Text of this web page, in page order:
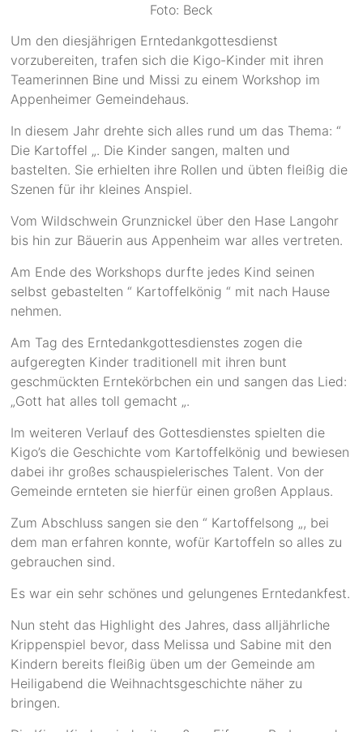
Foto: Beck
Um den diesjährigen Erntedankgottesdienst
vorzubereiten, trafen sich die Kigo-Kinder mit ihren
Teamerinnen Bine und Missi zu einem Workshop im
Appenheimer Gemeindehaus.
In diesem Jahr drehte sich alles rund um das Thema: “
Die Kartoffel „. Die Kinder sangen, malten und
bastelten. Sie erhielten ihre Rollen und übten fleißig die
Szenen für ihr kleines Anspiel.
Vom Wildschwein Grunznickel über den Hase Langohr
bis hin zur Bäuerin aus Appenheim war alles vertreten.
Am Ende des Workshops durfte jedes Kind seinen
selbst gebastelten “ Kartoffelkönig “ mit nach Hause
nehmen.
Am Tag des Erntedankgottesdienstes zogen die
aufgeregten Kinder traditionell mit ihren bunt
geschmückten Erntekörbchen ein und sangen das Lied:
„Gott hat alles toll gemacht „.
Im weiteren Verlauf des Gottesdienstes spielten die
Kigo’s die Geschichte vom Kartoffelkönig und bewiesen
dabei ihr großes schauspielerisches Talent. Von der
Gemeinde ernteten sie hierfür einen großen Applaus.
Zum Abschluss sangen sie den “ Kartoffelsong „, bei
dem man erfahren konnte, wofür Kartoffeln so alles zu
gebrauchen sind.
Es war ein sehr schönes und gelungenes Erntedankfest.
Nun steht das Highlight des Jahres, dass alljährliche
Krippenspiel bevor, dass Melissa und Sabine mit den
Kindern bereits fleißig üben um der Gemeinde am
Heiligabend die Weihnachtsgeschichte näher zu
bringen.